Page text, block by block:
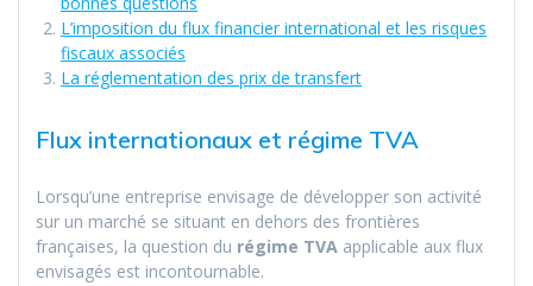
L’imposition du flux financier international et les risques
fiscaux associés
La réglementation des prix de transfert
Flux internationaux et régime TVA
Lorsqu’une entreprise envisage de développer son activité
sur un marché se situant en dehors des frontières
françaises, la question du régime TVA applicable aux flux
envisagés est incontournable.